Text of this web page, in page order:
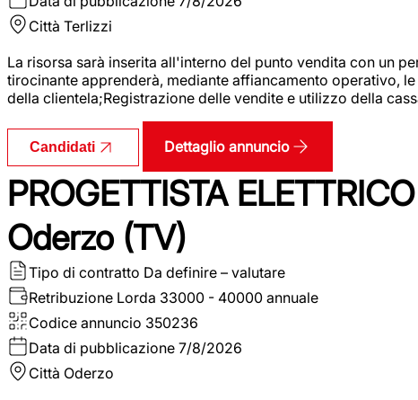
Città Terlizzi
La risorsa sarà inserita all'interno del punto vendita con un
tirocinante apprenderà, mediante affiancamento operativo,
della clientela;Registrazione delle vendite e utilizzo della
Candidati Dettaglio annuncio
PROGETTISTA
Oderzo (TV)
Tipo di contratto Da definire – valutare
Retribuzione Lorda 33000 - 40000 annuale
Codice annuncio 350236
Data di pubblicazione 7/8/2026
Città Oderzo